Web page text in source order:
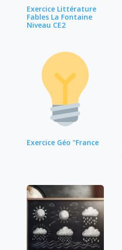
Exercice Littérature
Fables La Fontaine
Niveau CE2
Exercice Géo "France